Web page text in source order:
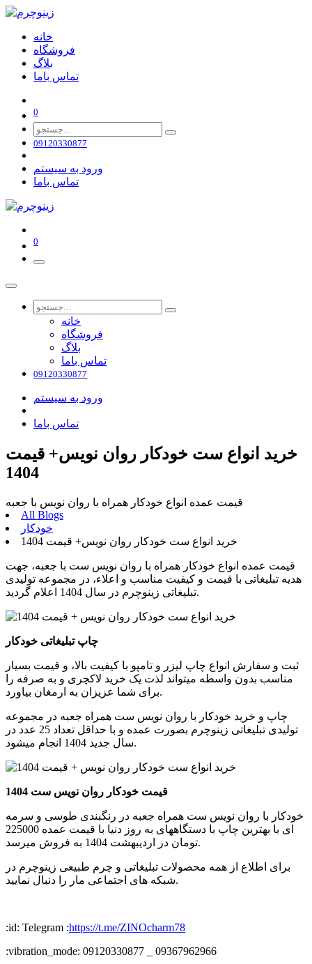
خانه
فروشگاه
بلاگ
تماس باما
0
09120330877
ورود به سیستم
تماس باما
0
خانه
فروشگاه
بلاگ
تماس باما
09120330877
ورود به سیستم
تماس باما
خرید انواع ست خودکار روان نویس+ قیمت
1404
قیمت عمده انواع خودکار همراه با روان نویس با جعبه
All Blogs
خودکار
خرید انواع ست خودکار روان نویس+ قیمت 1404
قیمت عمده انواع خودکار همراه با روان نویس ست با جعبه، جهت
هدیه تبلیغاتی با قیمت و کیفیت مناسب و اعلاء، در مجموعه تولیدی
تبلیغاتی زینوچرم در سال 1404 اعلام گردید.
چاپ تبلیغاتی خودکار
ثبت و سفارش انواع چاپ لیزر و تامپو با کیفیت بالا، و قیمت بسیار
مناسب بدون واسطه میتواند لذت یک خرید لاکچری و به صرفه را
برای شما عزیزان به ارمغان بیاورد.
چاپ و خرید خودکار با روان نویس ست همراه جعبه در مجموعه
تولیدی تبلیغاتی زینوچرم بصورت عمده و با حداقل تعداد 25 عدد در
سال جدید 1404 انجام میشود.
قیمت خودکار روان نویس ست 1404
خودکار با روان نویس ست همراه جعبه در رنگبندی طوسی و سرمه
ای با بهترین چاپ با دستگاههای به روز دنیا با قیمت عمده 225000
تومان در اردیبهشت 1404 به فروش میرسد.
برای اطلاع از همه محصولات تبلیغاتی و چرم طبیعی زینوچرم در
شبکه های اجتماعی مار را دنبال نمایید.
:id: Telegram :https://t.me/ZINOcharm78
:vibration_mode: 09120330877 _ 09367962966